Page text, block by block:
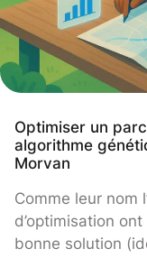
Optimiser un
algorithme
Morvan
Comme leur nom
d’optimisation
bonne solution